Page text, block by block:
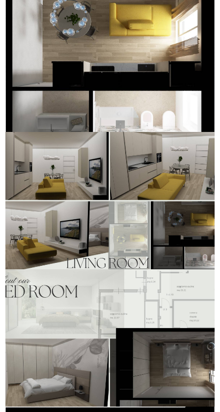
Stato attuale: In costruzione
Spese condominio: € 60
Esposizione: sud/nord/ovest
Balconi: Presente, 8 mq
Distanza mare/lago: 200 mt.
Giardino
Posto auto/Box
Balcone/Terrazzo
Ascensore
Arredato
Nuova costruzione
Lusso